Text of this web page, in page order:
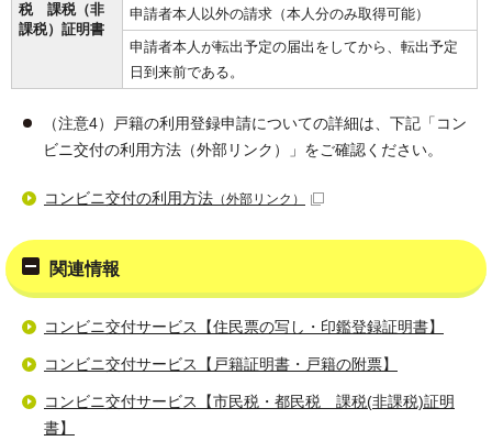
税 課税（非
課税）証明書
申請者本人以外の請求（本人分のみ取得可能）
申請者本人が転出予定の届出をしてから、転出予定
日到来前である。
（注意4）戸籍の利用登録申請についての詳細は、下記「コン
ビニ交付の利用方法（外部リンク）」をご確認ください。
コンビニ交付の利用方法 （外部リンク）
関連情報
コンビニ交付サービス【住民票の写し・印鑑登録証明書】
コンビニ交付サービス【戸籍証明書・戸籍の附票】
コンビニ交付サービス【市民税・都民税 課税(非課税)証明
書】